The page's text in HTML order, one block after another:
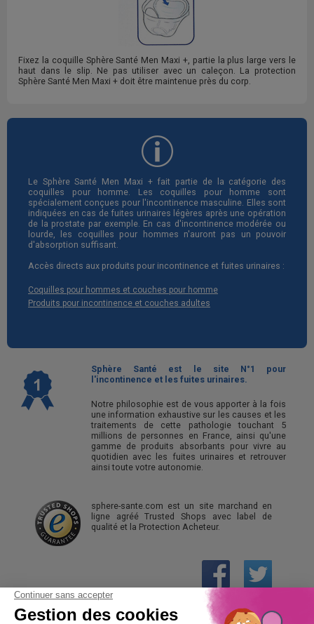
Fixez la coquille Sphère Santé Men Maxi +, partie la plus large vers le
haut dans le slip. Ne pas utiliser avec un caleçon. La protection
Sphère Santé Men Maxi + doit être maintenue près du corp.
Le Sphère Santé Men Maxi + fait partie de la catégorie des
coquilles pour homme. Les coquilles pour homme sont
spécialement conçues pour l'incontinence masculine. Elles sont
indiquées en cas de fuites urinaires légères après une opération
de la prostate par exemple. En cas d'incontinence modérée ou
lourde, les coquilles pour hommes n'auront pas un pouvoir
d'absorption suffisant.
Accès directs aux produits pour incontinence et fuites urinaires :
Coquilles pour hommes et couches pour homme
Produits pour incontinence et couches adultes
Sphère Santé est le site N°1 pour
l'incontinence et les fuites urinaires.
Notre philosophie est de vous apporter à la fois
une information exhaustive sur les causes et les
traitements de cette pathologie touchant 5
millions de personnes en France, ainsi qu'une
gamme de produits absorbants pour vivre au
quotidien avec les fuites urinaires et retrouver
ainsi toute votre autonomie.
sphere-sante.com est un site marchand en
ligne agréé Trusted Shops avec label de
qualité et la Protection Acheteur.